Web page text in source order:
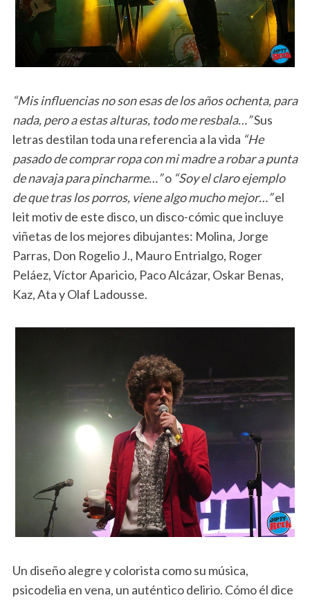
“Mis influencias no son esas de los años ochenta, para
nada, pero a estas alturas, todo me resbala…”Sus
letras destilan toda una referencia a la vida “He
pasado de comprar ropa con mi madre a robar a punta
de navaja para pincharme…”o “Soy el claro ejemplo
de que tras los porros, viene algo mucho mejor…”el
leit motiv de este disco, un disco-cómic que incluye
viñetas de los mejores dibujantes: Molina, Jorge
Parras, Don Rogelio J., Mauro Entrialgo, Roger
Peláez, Víctor Aparicio, Paco Alcázar, Oskar Benas,
Kaz, Ata y Olaf Ladousse.
Un diseño alegre y colorista como su música,
psicodelia en vena, un auténtico delirio. Cómo él dice